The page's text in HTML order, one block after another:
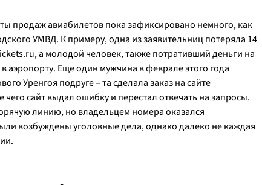
продаж авиабилетов пока зафиксировано немного, как
УМВД. К примеру, одна из заявительниц потеряла 14
а молодой человек, также потративший деньги на
аэропорту. Еще один мужчина в феврале этого года
Уренгоя подруге – та сделала заказ на сайте
сайт выдал ошибку и перестал отвечать на запросы.
линию, но владельцем номера оказался
возбуждены уголовные дела, однако далеко не каждая